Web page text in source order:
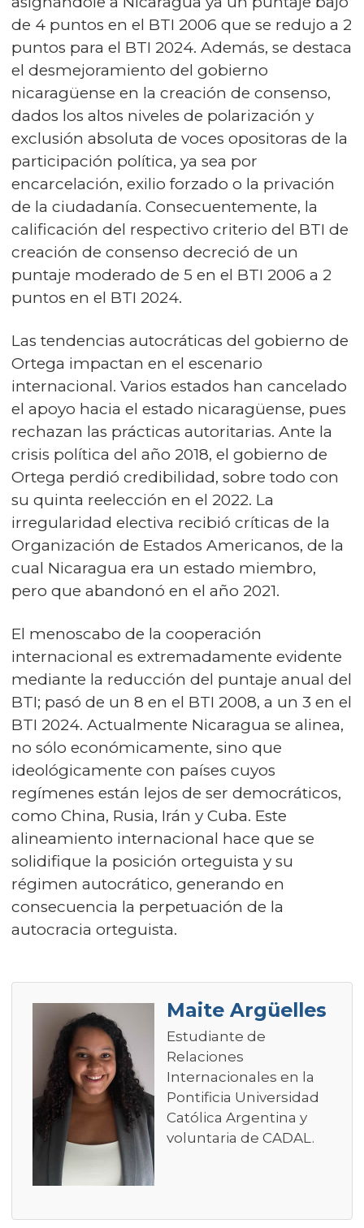
de 4 puntos en el BTI 2006 que se redujo a 2
puntos para el BTI 2024. Además, se destaca
el desmejoramiento del gobierno
nicaragüense en la creación de consenso,
dados los altos niveles de polarización y
exclusión absoluta de voces opositoras de la
participación política, ya sea por
encarcelación, exilio forzado o la privación
de la ciudadanía. Consecuentemente, la
calificación del respectivo criterio del BTI de
creación de consenso decreció de un
puntaje moderado de 5 en el BTI 2006 a 2
puntos en el BTI 2024.
Las tendencias autocráticas del gobierno de
Ortega impactan en el escenario
internacional. Varios estados han cancelado
el apoyo hacia el estado nicaragüense, pues
rechazan las prácticas autoritarias. Ante la
crisis política del año 2018, el gobierno de
Ortega perdió credibilidad, sobre todo con
su quinta reelección en el 2022. La
irregularidad electiva recibió críticas de la
Organización de Estados Americanos, de la
cual Nicaragua era un estado miembro,
pero que abandonó en el año 2021.
El menoscabo de la cooperación
internacional es extremadamente evidente
mediante la reducción del puntaje anual del
BTI; pasó de un 8 en el BTI 2008, a un 3 en el
BTI 2024. Actualmente Nicaragua se alinea,
no sólo económicamente, sino que
ideológicamente con países cuyos
regímenes están lejos de ser democráticos,
como China, Rusia, Irán y Cuba. Este
alineamiento internacional hace que se
solidifique la posición orteguista y su
régimen autocrático, generando en
consecuencia la perpetuación de la
autocracia orteguista.
Maite Argüelles
Estudiante de
Relaciones
Internacionales en la
Pontificia Universidad
Católica Argentina y
voluntaria de CADAL.